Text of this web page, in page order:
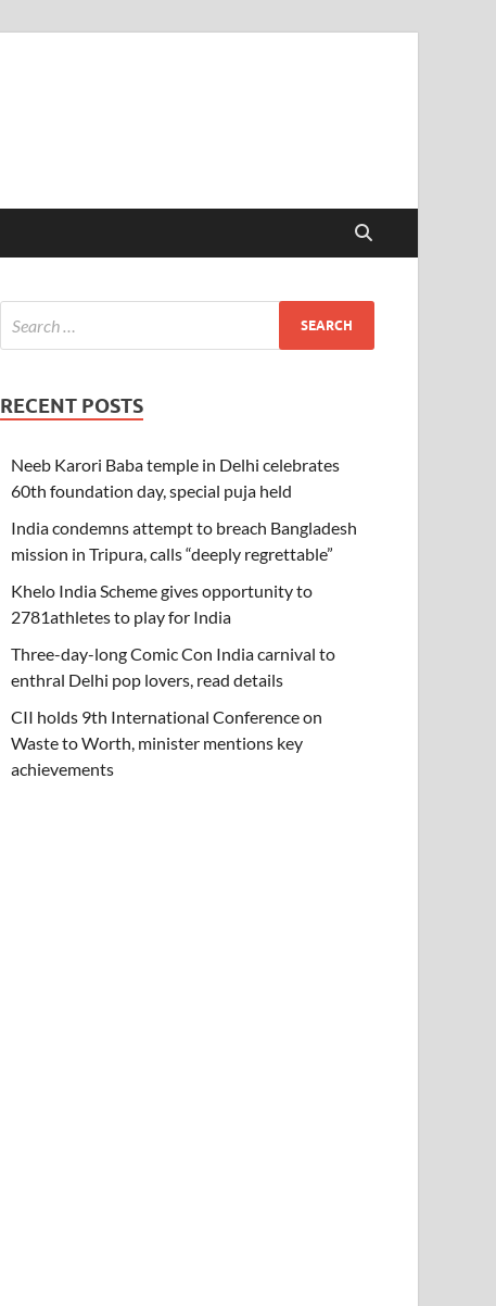
RECENT POSTS
Neeb Karori Baba temple in Delhi celebrates
60th foundation day, special puja held
India condemns attempt to breach Bangladesh
mission in Tripura, calls “deeply regrettable”
Khelo India Scheme gives opportunity to
2781athletes to play for India
Three-day-long Comic Con India carnival to
enthral Delhi pop lovers, read details
CII holds 9th International Conference on
Waste to Worth, minister mentions key
achievements